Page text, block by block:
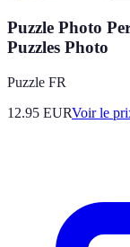
Puzzle Photo
Puzzles Photo
Puzzle FR
12.95 EURVoir le